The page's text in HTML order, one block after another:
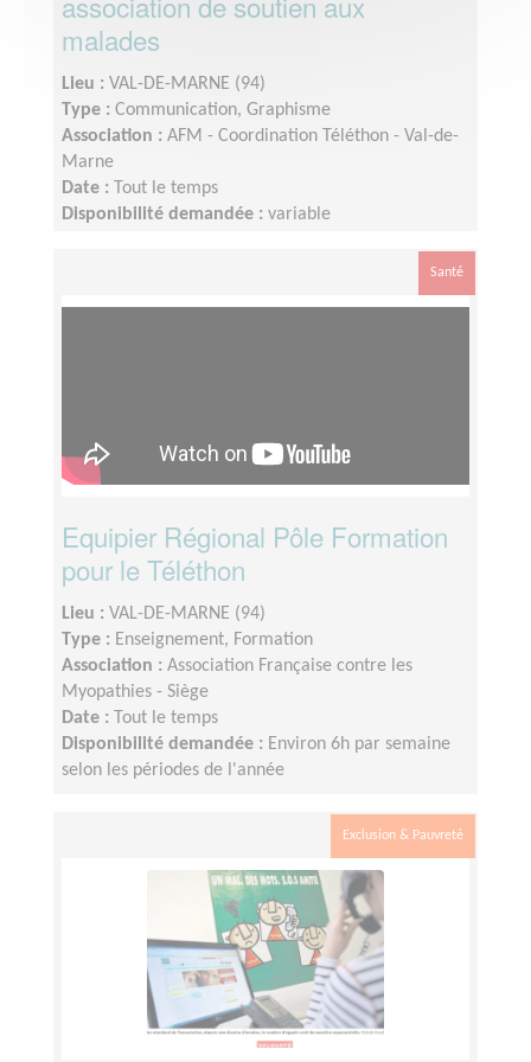
malades
Lieu : VAL-DE-MARNE (94)
Type : Communication, Graphisme
Association : AFM - Coordination Téléthon - Val-de-
Marne
Date :
Tout le temps
Disponibilité demandée : variable
Santé
Equipier Régional Pôle Formation
pour le Téléthon
Lieu : VAL-DE-MARNE (94)
Type : Enseignement, Formation
Association : Association Française contre les
Myopathies - Siège
Date :
Tout le temps
Disponibilité demandée : Environ 6h par semaine
selon les périodes de l'année
Exclusion & Pauvreté